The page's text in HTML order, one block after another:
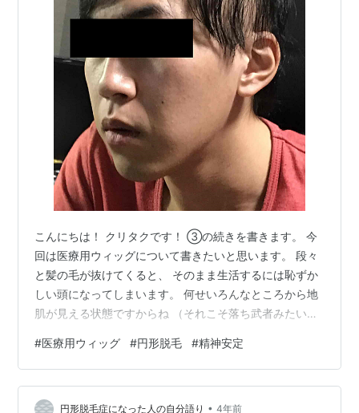
こんにちは！ クリタクです！ ③の続きを書きます。 今
回は医療用ウィッグについて書きたいと思います。 段々
と髪の毛が抜けてくると、 そのまま生活するには恥ずか
しい頭になってしまいます。 何せいろんなところから地
肌が見える状態ですからね （それこそ落ち武者みたいに
い部分が多くなったタイミングで、 医療用ウィッグを導
入しました。 やくみつるさんでおなじみの、スヴェンソ
ンさんを利用しました。 詳しいメニューとかは正直覚え
ていませんが、 月額18000円くらい払っていたと思いま
#医療用ウィッグ #円形脱毛 #精神安定
円形脱毛症になった人の自分語り • 4年前